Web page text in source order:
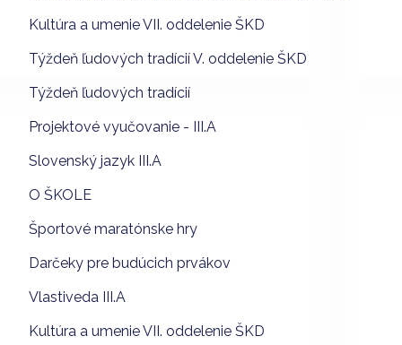
Kultúra a umenie VII. oddelenie ŠKD
Týždeň ľudových tradícií V. oddelenie ŠKD
Týždeň ľudových tradícií
Projektové vyučovanie - III.A
Slovenský jazyk III.A
O ŠKOLE
Športové maratónske hry
Darčeky pre budúcich prvákov
Vlastiveda III.A
Kultúra a umenie VII. oddelenie ŠKD